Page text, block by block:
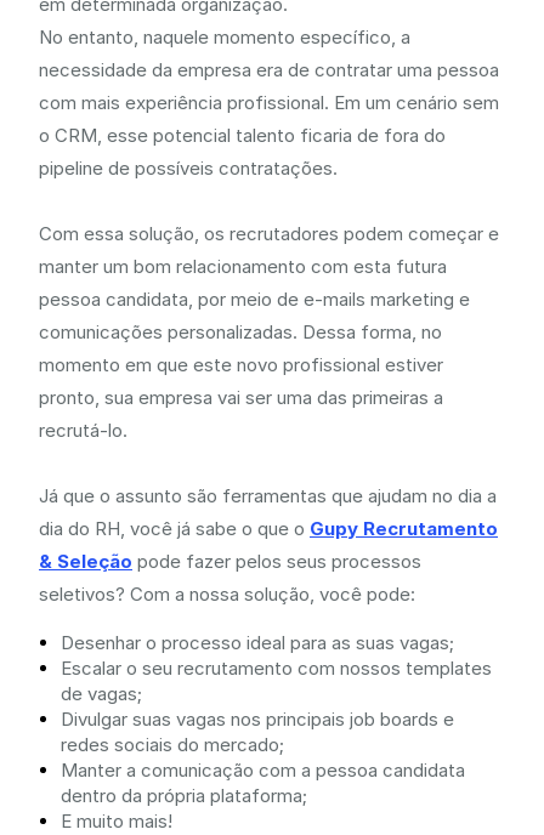
No entanto, naquele momento específico, a
necessidade da empresa era de contratar uma pessoa
com mais experiência profissional. Em um cenário sem
o CRM, esse potencial talento ficaria de fora do
pipeline de possíveis contratações.
Com essa solução, os recrutadores podem começar e
manter um bom relacionamento com esta futura
pessoa candidata, por meio de e-mails marketing e
comunicações personalizadas. Dessa forma, no
momento em que este novo profissional estiver
pronto, sua empresa vai ser uma das primeiras a
recrutá-lo.
Já que o assunto são ferramentas que ajudam no dia a
dia do RH, você já sabe o que o Gupy Recrutamento
& Seleção pode fazer pelos seus processos
seletivos? Com a nossa solução, você pode:
Desenhar o processo ideal para as suas vagas;
Escalar o seu recrutamento com nossos templates
de vagas;
Divulgar suas vagas nos principais job boards e
redes sociais do mercado;
Manter a comunicação com a pessoa candidata
dentro da própria plataforma;
E muito mais!